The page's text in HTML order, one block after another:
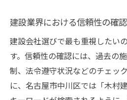
建設業界における信頼性の確
建設会社選びで最も重視したい
す。信頼性の確認には、過去の
制、法令遵守状況などのチェッ
に、名古屋市中川区では「木村